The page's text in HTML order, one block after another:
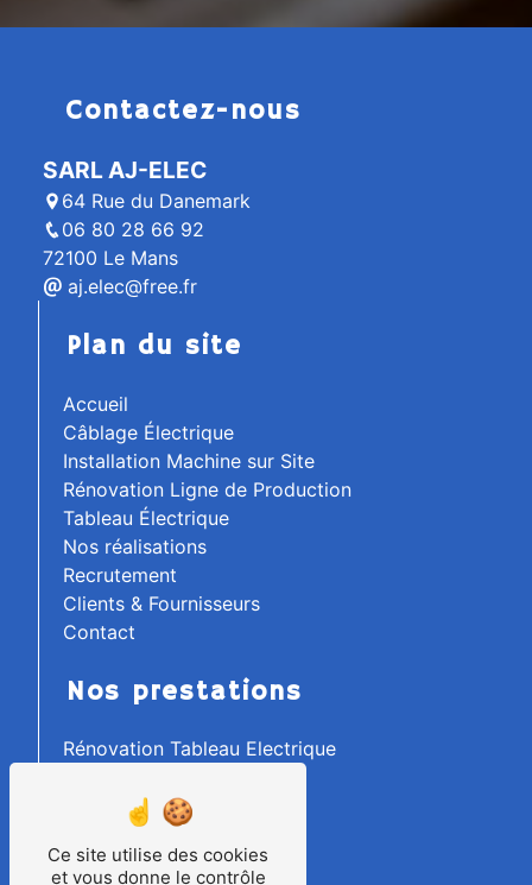
Contactez-nous
SARL AJ-ELEC
64 Rue du Danemark
72100 Le Mans
06 80 28 66 92
aj.elec@free.fr
Plan du site
Accueil
Tableau Électrique
Câblage Électrique
Nos réalisations
Contact
Installation Machine sur Site
Rénovation Ligne de Production
Recrutement
Clients & Fournisseurs
Nos prestations
Rénovation Tableau Electrique
Tableautier
Ilot Robotisé
Raccordement
Ce site utilise des cookies
et vous donne le contrôle